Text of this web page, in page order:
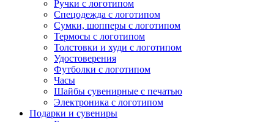
Ручки с логотипом
Спецодежда с логотипом
Сумки, шопперы с логотипом
Термосы с логотипом
Толстовки и худи с логотипом
Удостоверения
Футболки с логотипом
Часы
Шайбы сувенирные с печатью
Электроника с логотипом
Подарки и сувениры